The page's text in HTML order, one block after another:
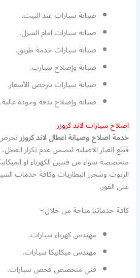
صيانة سيارات عند البيت.
صيانه سيارات امام المنزل.
صيانة سيارات خدمة طريق.
صيانة وإصلاح سيارت.
صيانة سيارات بارخص الأسعار.
صيانة وإصلاح بدقة وجودة عالية.
اصلاح سيارات لاند كروزر
خدمة اصلاح وصيانة اعطال لاند كروزرتحرص
قطع الغيار الاصلية لتضمن عدم تكرار
متخصصة سواء من فنيين الكهرباء او
الزيوت وشحن البطاريات وكافة خدمات
على الفور.
كافة خدماتنا متاحة من خلال:-
مهندس كهرباء سيارات.
مهندس ميكانيكا سيارات.
فني متخصص فحص سيارات.